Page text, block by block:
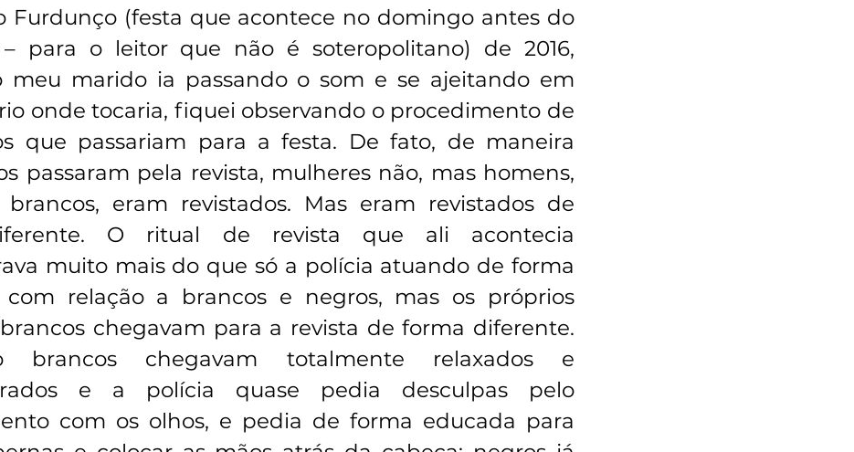
Furdunço (festa que acontece no domingo antes do
– para o leitor que não é soteropolitano) de 2016,
meu marido ia passando o som e se ajeitando em
onde tocaria, fiquei observando o procedimento de
que passariam para a festa. De fato, de maneira
passaram pela revista, mulheres não, mas homens,
eram revistados. Mas eram revistados de
O ritual de revista que ali acontecia
muito mais do que só a polícia atuando de forma
com relação a brancos e negros, mas os próprios
chegavam para a revista de forma diferente.
brancos chegavam totalmente relaxados e
e a polícia quase pedia desculpas pelo
com os olhos, e pedia de forma educada para